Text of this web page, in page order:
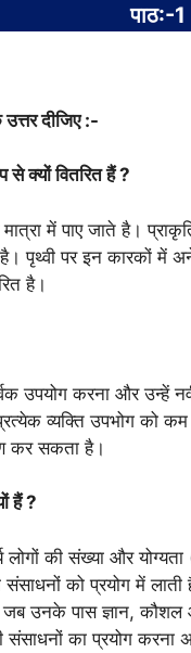
पाठ:-
दीजिए :-
क्यों वितरित हैं ?
मात्रा में पाए जाते है।
पृथ्वी पर इन कारकों में
है।
उपयोग करना और उन्हें
व्यक्ति उपभोग को
कर सकता है।
हैं ?
लोगों की संख्या और
संसाधनों को प्रयोग में
उनके पास ज्ञान, कौशल
संसाधनों का प्रयोग